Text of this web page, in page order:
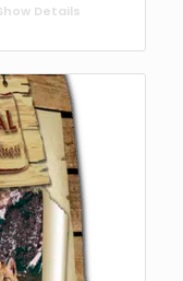
Details